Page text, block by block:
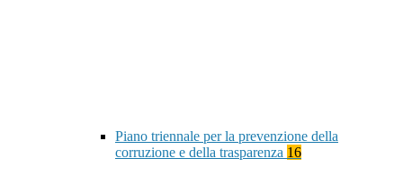
Piano triennale per la prevenzione della
corruzione e della trasparenza 16